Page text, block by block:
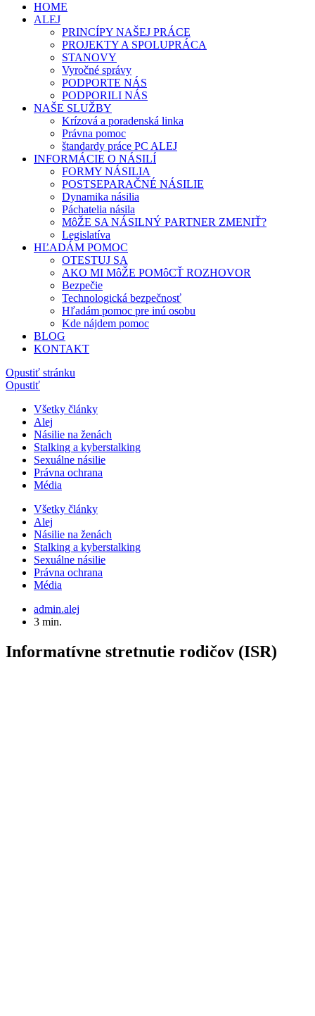
HOME
ALEJ
PRINCÍPY NAŠEJ PRÁCE
PROJEKTY A SPOLUPRÁCA
STANOVY
Vyročné správy
PODPORTE NÁS
PODPORILI NÁS
NAŠE SLUŽBY
Krízová a poradenská linka
Právna pomoc
štandardy práce PC ALEJ
INFORMÁCIE O NÁSILÍ
FORMY NÁSILIA
POSTSEPARAČNÉ NÁSILIE
Dynamika násilia
Páchatelia násila
MôŽE SA NÁSILNÝ PARTNER ZMENIŤ?
Legislatíva
HĽADÁM POMOC
OTESTUJ SA
AKO MI MôŽE POMôCŤ ROZHOVOR
Bezpečie
Technologická bezpečnosť
Hľadám pomoc pre inú osobu
Kde nájdem pomoc
BLOG
KONTAKT
Opustiť stránku
Opustiť
Všetky články
Alej
Násilie na ženách
Stalking a kyberstalking
Sexuálne násilie
Právna ochrana
Média
Všetky články
Alej
Násilie na ženách
Stalking a kyberstalking
Sexuálne násilie
Právna ochrana
Média
admin.alej
3 min.
Informatívne stretnutie rodičov (ISR)